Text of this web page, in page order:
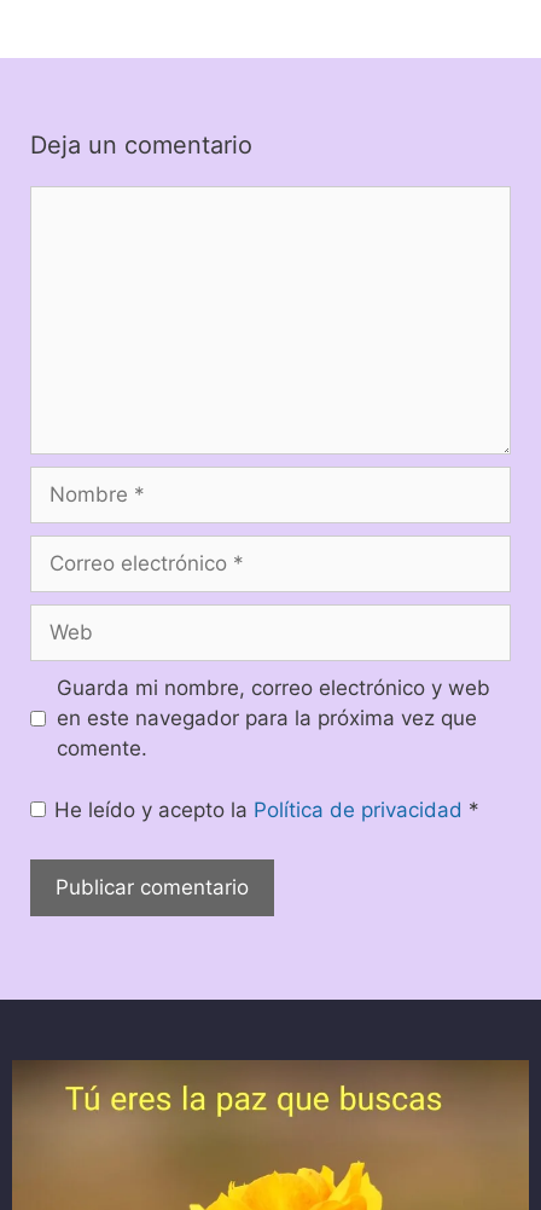
Deja un comentario
Guarda mi nombre, correo electrónico y web
en este navegador para la próxima vez que
comente.
He leído y acepto la Política de privacidad *